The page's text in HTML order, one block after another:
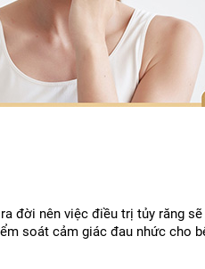
đời nên việc điều trị tủy răng
soát cảm giác đau nhức cho